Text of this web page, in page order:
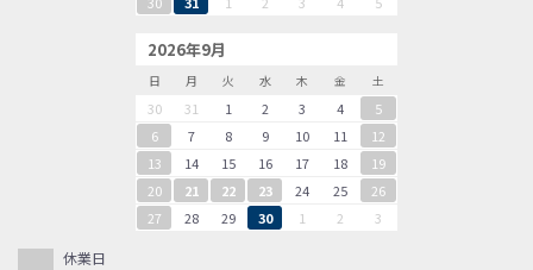
2026年9月
日 月 火 水 木 金 土
30 31 1 2 3 4
5
6
7 8 9 10 11
12
13
14 15 16 17 18
19
20
21 22 23 24 25
26
27
28 29 30 1 2 3
休業日